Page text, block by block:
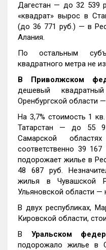
Дагестан — до 32 539
«квадрат» вырос в
(до 36 771 руб.) — в
Алания.
По остальным
квадратного метра не
В Приволжском
дешевый
Оренбургской области
На 3,7% стоимость 1
Татарстан — до 55
Самарской
соответственно 39
подорожает жилье в
48 687 руб.
жилья в Чувашской
Ульяновской области —
В двух республиках,
Кировской области,
В Уральском
подорожало жилье в